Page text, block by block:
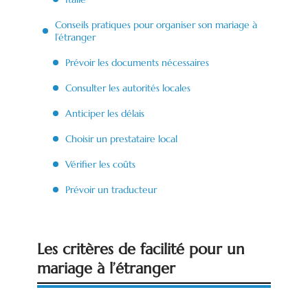
Conseils pratiques pour organiser son mariage à
l’étranger
Prévoir les documents nécessaires
Consulter les autorités locales
Anticiper les délais
Choisir un prestataire local
Vérifier les coûts
Prévoir un traducteur
Les critères de facilité pour un
mariage à l’étranger